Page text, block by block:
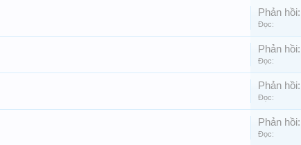
Phản hồi:
Đọc:
Phản hồi:
Đọc:
Phản hồi:
Đọc:
Phản hồi:
Đọc: